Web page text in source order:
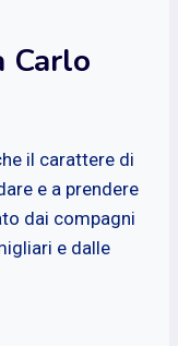
Carlo
il carattere di
e a prendere
dai compagni
e dalle